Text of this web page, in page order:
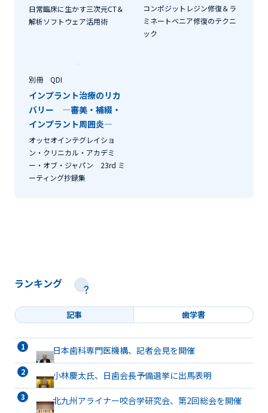
日常臨床に生かす三次元CT＆
解析ソフトウェア活用術
コンポジットレジン修復＆ラ
ミネートベニア修復のテクニ
ック
別冊 QDI
インプラント治療のリカ
バリー ―審美・補綴・
インプラント周囲炎―
オッセオインテグレイショ
ン・クリニカル・アカデミ
ー・オブ・ジャパン 23rd ミ
ーティング抄録集
ランキング
記事 歯学書
日本歯科専門医機構、記者会見を開催
小林慶太氏、日歯会長予備選挙に出馬表明
北九州アライナー咬合学研究会、第2回総会を開催